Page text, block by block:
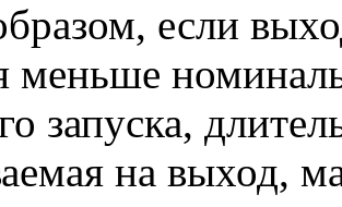
если
меньше
запуска,
на выход,